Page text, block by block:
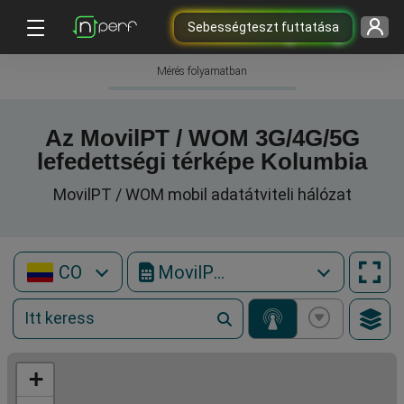
Sebességteszt futtatása
Mérés folyamatban
Az MovilPT / WOM 3G/4G/5G
lefedettségi térképe Kolumbia
MovilPT / WOM mobil adatátviteli hálózat
CO MovilPT / WOM
+